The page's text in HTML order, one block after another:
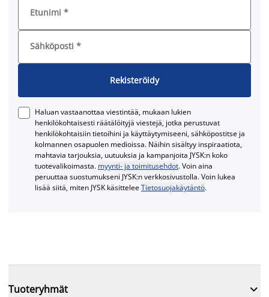
Etunimi *
Sähköposti *
Rekisteröidy
Haluan vastaanottaa viestintää, mukaan lukien
henkilökohtaisesti räätälöityjä viestejä, jotka perustuvat
henkilökohtaisiin tietoihini ja käyttäytymiseeni, sähköpostitse ja
kolmannen osapuolen medioissa. Näihin sisältyy inspiraatiota,
mahtavia tarjouksia, uutuuksia ja kampanjoita JYSK:n koko
tuotevalikoimasta. myynti- ja toimitusehdot. Voin aina
peruuttaa suostumukseni JYSK:n verkkosivustolla. Voin lukea
lisää siitä, miten JYSK käsitteleeTietosuojakäytäntö.
Tuoteryhmät 